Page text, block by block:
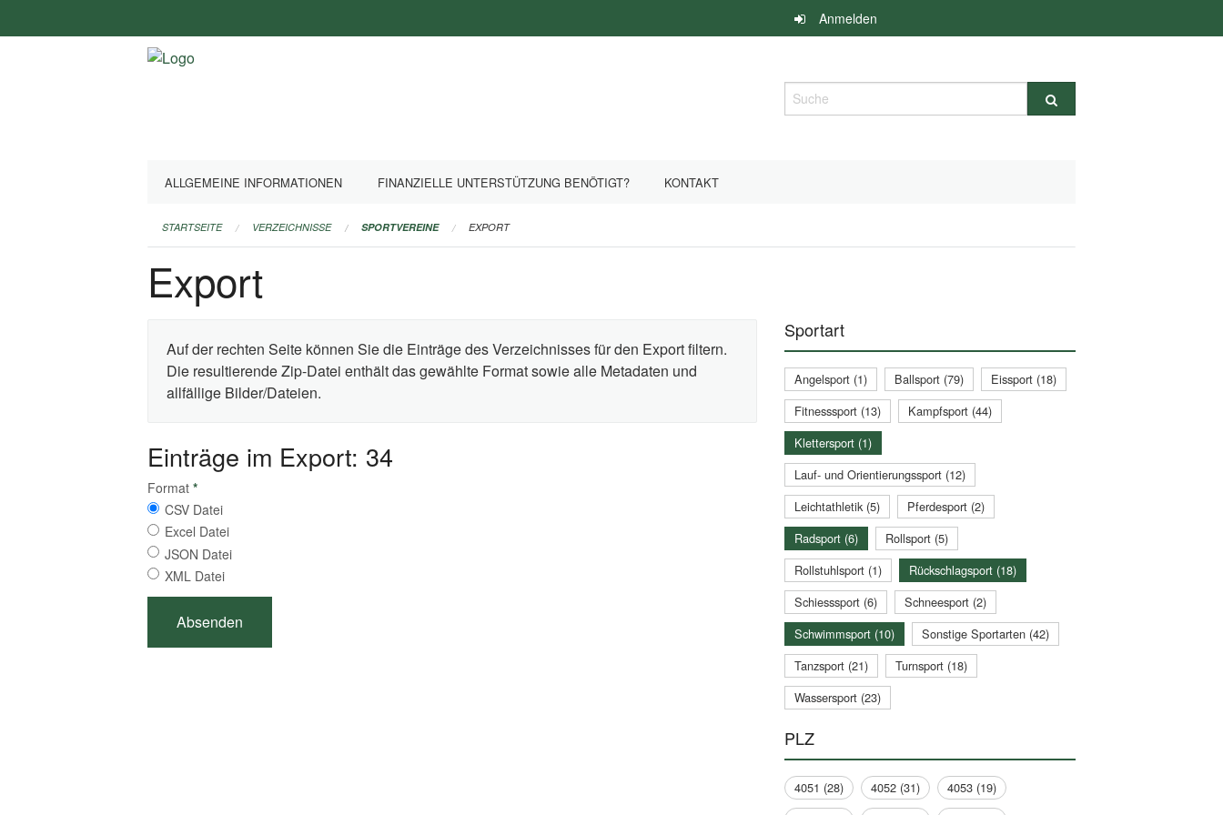
überspringen
Anmelden
Suche
ALLGEMEINE INFORMATIONEN FINANZIELLE UNTERSTÜTZUNG BENÖTIGT? KONTAKT
STARTSEITE VERZEICHNISSE SPORTVEREINE EXPORT
Export
Auf der rechten Seite können Sie die Einträge des Verzeichnisses für den Export filtern.
Die resultierende Zip-Datei enthält das gewählte Format sowie alle Metadaten und
allfällige Bilder/Dateien.
Einträge im Export: 34
Format *
CSV Datei
Excel Datei
JSON Datei
XML Datei
Sportart
Angelsport (1) Ballsport (79)
Eissport (18)
Fitnesssport (13)
Kampfsport (44)
Klettersport (1)
Lauf- und Orientierungssport (12)
Leichtathletik (5)
Pferdesport (2)
Radsport (6)
Rollsport (5)
Rollstuhlsport (1)
Rückschlagsport (18)
Schiesssport (6)
Schneesport (2)
Schwimmsport (10)
Sonstige Sportarten (42)
Tanzsport (21)
Turnsport (18)
Wassersport (23)
PLZ
4051 (28) 4052 (31)
4053 (19)